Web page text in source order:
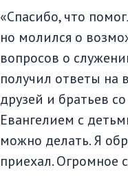
«Спасибо, что
но молился о
вопросов о
получил ответы на
друзей и братьев
Евангелием с
можно делать. Я
приехал. Огромное